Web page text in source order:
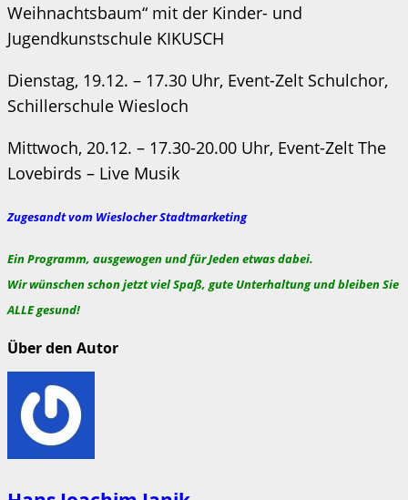
Weihnachtsbaum“ mit der Kinder- und
Jugendkunstschule KIKUSCH
Dienstag, 19.12. – 17.30 Uhr, Event-Zelt Schulchor,
Schillerschule Wiesloch
Mittwoch, 20.12. – 17.30-20.00 Uhr, Event-Zelt The
Lovebirds – Live Musik
Zugesandt vom Wieslocher Stadtmarketing
Ein Programm, ausgewogen und für Jeden etwas dabei.
Wir wünschen schon jetzt viel Spaß, gute Unterhaltung und bleiben Sie
ALLE gesund!
Über den Autor